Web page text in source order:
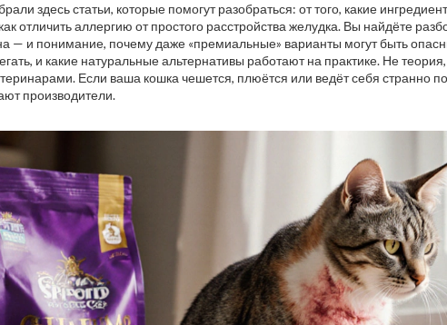
здесь статьи, которые помогут разобраться: от того, какие
отличить аллергию от простого расстройства желудка. Вы найдёте
— и понимание, почему даже «премиальные» варианты могут быть
и какие натуральные альтернативы работают на практике. Не
Если ваша кошка чешется, плюётся или ведёт себя странно
производители.